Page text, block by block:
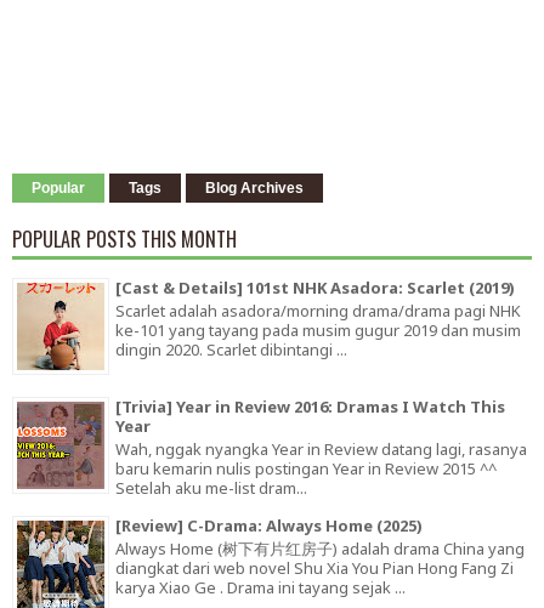
Popular Tags Blog Archives
POPULAR POSTS THIS MONTH
[Cast & Details] 101st NHK Asadora: Scarlet (2019)
Scarlet adalah asadora/morning drama/drama pagi NHK
ke-101 yang tayang pada musim gugur 2019 dan musim
dingin 2020. Scarlet dibintangi ...
[Trivia] Year in Review 2016: Dramas I Watch This
Year
Wah, nggak nyangka Year in Review datang lagi, rasanya
baru kemarin nulis postingan Year in Review 2015 ^^
Setelah aku me-list dram...
[Review] C-Drama: Always Home (2025)
Always Home (树下有片红房子) adalah drama China yang
diangkat dari web novel Shu Xia You Pian Hong Fang Zi
karya Xiao Ge . Drama ini tayang sejak ...